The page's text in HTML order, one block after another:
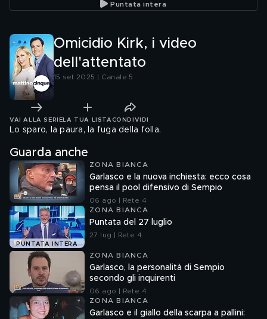
Puntata intera
Omicidio Kirk, i video
dell'attentato
15 set 2025 | Canale 5
VAI ALLA SERIE LA TUA LISTA CONDIVIDI
Lo sparo, la paura, la fuga della folla.
Guarda anche
ZONA BIANCA
Garlasco e la nuova inchiesta: ecco cosa
pensa il pool difensivo di Sempio
06 ago | Rete 4
PUNTATA INTERA
ZONA BIANCA
Puntata del 27 luglio
27 lug | Rete 4
ZONA BIANCA
Garlasco, la personalità di Sempio
secondo gli inquirenti
06 ago | Rete 4
ZONA BIANCA
Garlasco e il giallo della scarpa a pallini: